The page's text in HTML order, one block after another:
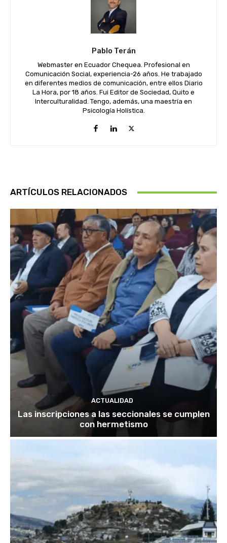
Pablo Terán
Webmaster en Ecuador Chequea. Profesional en
Comunicación Social, experiencia-26 años. He trabajado
en diferentes medios de comunicación, entre ellos Diario
La Hora, por 18 años. Fui Editor de Sociedad, Quito e
Interculturalidad. Tengo, además, una maestría en
Psicología Holística.
ARTÍCULOS RELACIONADOS
ACTUALIDAD
Las inscripciones a las seccionales se cumplen
con hermetismo